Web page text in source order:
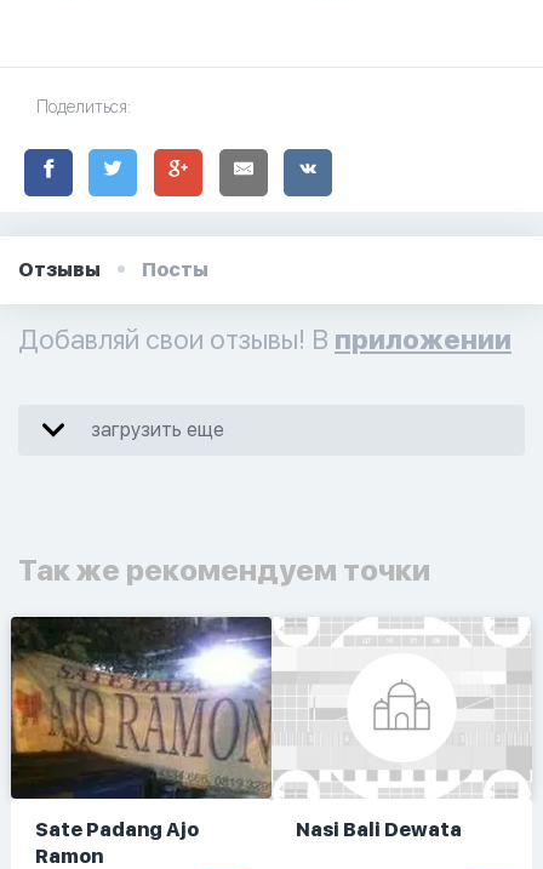
Поделиться:
Отзывы Посты
Добавляй свои отзывы! В приложении
загрузить еще
Так же рекомендуем точки
Sate Padang Ajo
Ramon
Nasi Bali Dewata